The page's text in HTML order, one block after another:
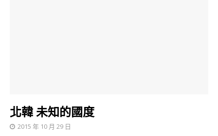
北韓 未知的國度
2015 年 10 月 29 日